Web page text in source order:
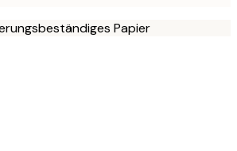
Papier